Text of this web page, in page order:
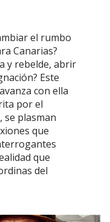
el rumbo
Canarias?
y rebelde, abrir
Este
con ella
por el
se plasman
que
que
del